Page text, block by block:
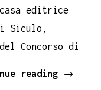
editrice
Siculo,
Concorso di
reading
Concorso
→